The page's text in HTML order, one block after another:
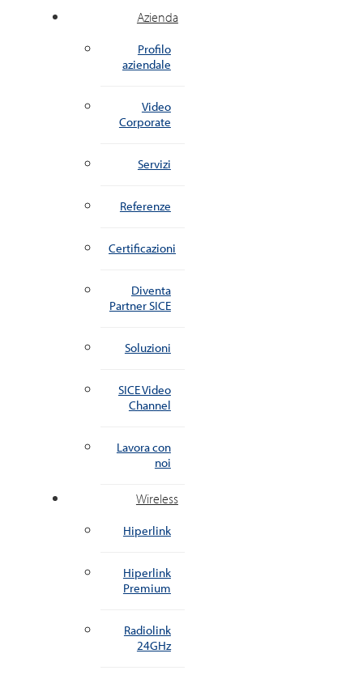
Azienda
Profilo
aziendale
Video
Corporate
Servizi
Referenze
Certificazioni
Diventa
Partner SICE
Soluzioni
SICE Video
Channel
Lavora con
noi
Wireless
Hiperlink
Hiperlink
Premium
Radiolink
24GHz